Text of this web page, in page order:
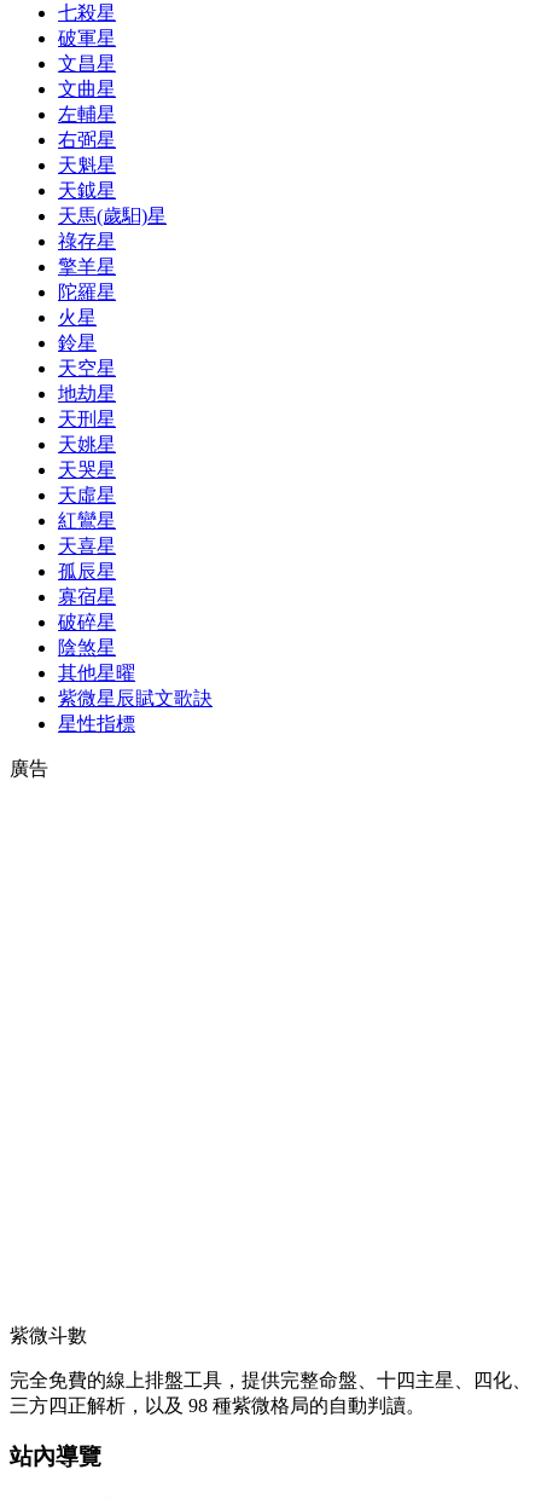
七殺星
破軍星
文昌星
文曲星
左輔星
右弼星
天魁星
天鉞星
天馬(歲馹)星
祿存星
擎羊星
陀羅星
火星
鈴星
天空星
地劫星
天刑星
天姚星
天哭星
天虛星
紅鸞星
天喜星
孤辰星
寡宿星
破碎星
陰煞星
其他星曜
紫微星辰賦文歌訣
星性指標
廣告
紫微斗數
完全免費的線上排盤工具，提供完整命盤、十四主星、四化、
三方四正解析，以及 98 種紫微格局的自動判讀。
站內導覽